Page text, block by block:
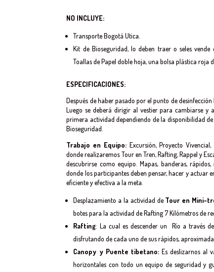
NO INCLUYE:
Transporte Bogotá Utica.
Kit de Bioseguridad, lo deben traer o seles
Toallas de Papel doble hoja, una bolsa plástica roja
ESPECIFICACIONES:
Después de haber pasado por el punto de
Luego se deberá dirigir al vestier para cambiarse y
primera actividad dependiendo de la disponibilidad
Bioseguridad.
Trabajo en Equipo:Excursión, Proyecto
donde realizaremos Tour en Tren, Rafting, Rappel y
descubrirse como equipo. Mapas, banderas,
donde los participantes deben pensar, hacer y actuar
eficiente y efectiva a la meta.
Desplazamiento a la actividad de Tour en Mini-
botes para la actividad de Rafting 7 Kilómetros de
Rafting: La cual es descender un Río a través
disfrutando de cada uno de sus rápidos,
Canopy y Puente tibetano:Es deslizarnos al
horizontales con todo un equipo de seguridad y